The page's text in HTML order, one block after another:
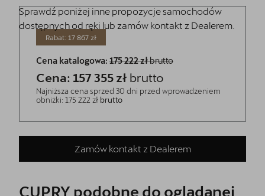
O nas
Sprawdź poniżej inne propozycje samochodów
dostępnych od ręki lub zamów kontakt z Dealerem.
Rabat: 17 867 zł
Cena katalogowa: 175 222 złbrutto
Cena: 157 355 zł brutto
Najniższa cena sprzed 30 dni przed wprowadzeniem
obniżki: 175 222 zł brutto
Zamów kontakt z Dealerem
CUPRY podobne do oglądanej